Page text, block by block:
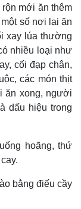
mới ăn thêm
số nơi lại ăn
xay lúa thường
nhiều loại như
cối đạp chân,
các món thịt
ăn xong, người
dấu hiệu trong
hoãng, thứ
bằng điếu cầy